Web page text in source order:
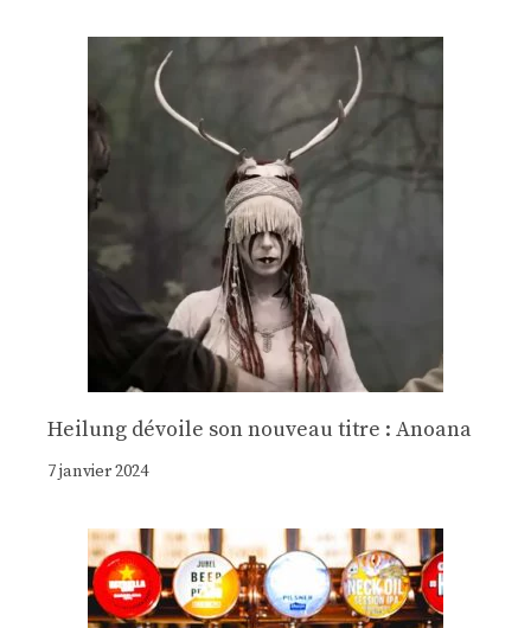
Heilung dévoile son nouveau titre : Anoana
7 janvier 2024